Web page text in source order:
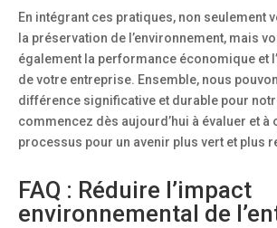
En intégrant ces pratiques, non seulement
la préservation de l’environnement, mais
également la performance économique et
de votre entreprise. Ensemble, nous
différence significative et durable pour
commencez dès aujourd’hui à évaluer et à
processus pour un avenir plus vert et plus
FAQ : Réduire l’impact
environnemental de